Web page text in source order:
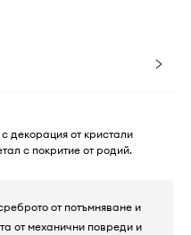
декорация от кристали
с покритие от родий.
от потъмняване и
от механични повреди и